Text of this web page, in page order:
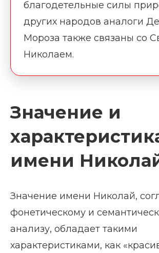
благодетельные силы
других народов аналоги
Мороза также связаны со
Николаем.
Значение и
имени
Значение имени Николай,
фонетическому и
анализу, обладает такими
характеристиками, как